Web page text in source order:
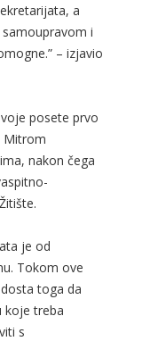
a
i
– izjavio
posete prvo
Mitrom
nakon čega
je od
Tokom ove
toga da
koje treba
s